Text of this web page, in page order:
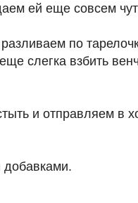
ей еще совсем
по
слегка взбить
и отправляем в